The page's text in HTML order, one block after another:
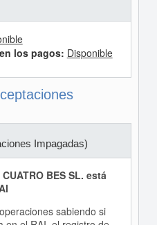
los pagos: Disponible
Impagadas)
BES SL. está
sabiendo si